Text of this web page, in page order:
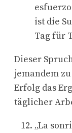
ist die
Tag für
Dieser
jemandem
Erfolg das
täglicher
„La